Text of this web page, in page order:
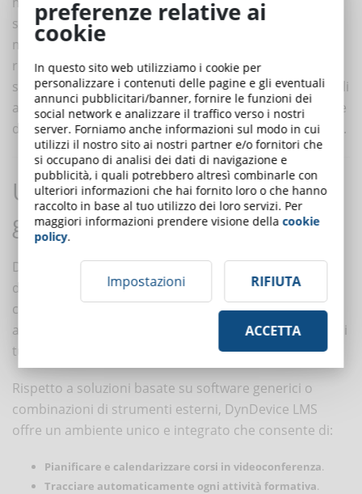
somministrare test di apprendimento e farli fruire in
modalità sincrona ai discenti, mostrandone anche il
relativo risultato. Il sistema è inoltre in grado di
selezionare automaticamente tutti gli utenti candidabili
allo svolgimento del test, cioè coloro la cui percentuale
di completamento della sessione arriva almeno al 90%.
Una piattaforma unica per una
gestione completa e conforme
DynDevice LMS non è solo un sistema per la gestione
della videoconferenza: è una piattaforma eLearning
completa che integra gestione corsi, videoconferenza,
archiviazione documentale e produzione automatica di
tutta la reportistica necessaria.
Rispetto a soluzioni basate su software generici o
combinazioni di strumenti esterni, DynDevice LMS
offre un ambiente unico e integrato che consente di:
Pianificare e calendarizzare corsi in videoconferenza.
Tracciare automaticamente ogni attività formativa.
preferenze relative ai
cookie
In questo sito web utilizziamo i cookie per
personalizzare i contenuti delle pagine e gli eventuali
annunci pubblicitari/banner, fornire le funzioni dei
social network e analizzare il traffico verso i nostri
server. Forniamo anche informazioni sul modo in cui
utilizzi il nostro sito ai nostri partner e/o fornitori che
si occupano di analisi dei dati di navigazione e
pubblicità, i quali potrebbero altresì combinarle con
ulteriori informazioni che hai fornito loro o che hanno
raccolto in base al tuo utilizzo dei loro servizi. Per
maggiori informazioni prendere visione dellacookie
policy.
Impostazioni RIFIUTA
ACCETTA